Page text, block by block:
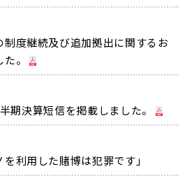
制度継続及び追加拠出に関するお
。
期決算短信を掲載しました。
を利用した賭博は犯罪です」